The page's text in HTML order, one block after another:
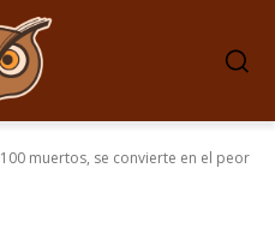
muertos, se convierte en el peor